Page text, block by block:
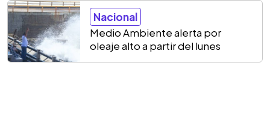
Nacional
Medio Ambiente alerta por
oleaje alto a partir del lunes